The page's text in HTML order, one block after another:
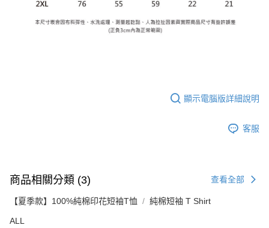
顯示電腦版詳細說明
客服
商品相關分類 (3) 查看全部
【夏季款】100%純棉印花短袖T恤 純棉短袖 T Shirt
ALL